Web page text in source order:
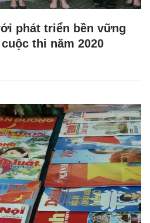
phát triển bền vững
thi năm 2020